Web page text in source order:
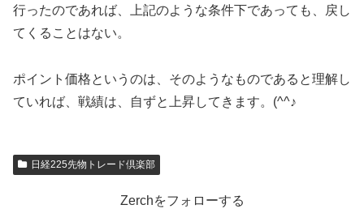
行ったのであれば、上記のような条件下であっても、戻し
てくることはない。
ポイント価格というのは、そのようなものであると理解し
ていれば、戦績は、自ずと上昇してきます。(^^♪
日経225先物トレード倶楽部
Zerchをフォローする